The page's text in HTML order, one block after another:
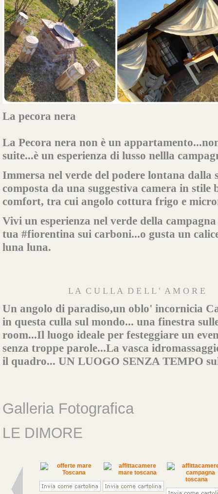
La pecora nera
La Pecora nera non è un
suite...è un esperienza di lusso nellla
Immersa nel verde del podere lontana
composta da una suggestiva camera in stile
comfort, tra cui angolo cottura frigo e
Vivi un esperienza nel verde della
tua #fiorentina sui carboni...o gusta un
luna luna.
                           L A  C U L L A  D E L L '  A M O R E
Un angolo di paradiso,un oblo' incornicia
in questa culla sul mondo... una finestra
room...Il luogo ideale per festeggiare un
senza troppe parole...La vasca
il quadro... UN LUOGO SENZA TEMPO
Galleria Fotografica
LE DIMORE